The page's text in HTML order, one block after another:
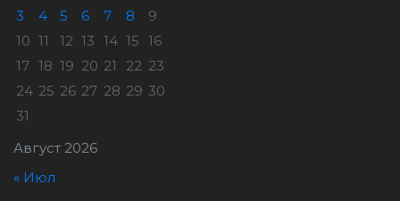
Август 2026
3
4 5 6 7 8
9
10 11 12 13 14 15 16
17 18 19 20 21 22 23
24 25 26 27 28 29 30
31
« Июл